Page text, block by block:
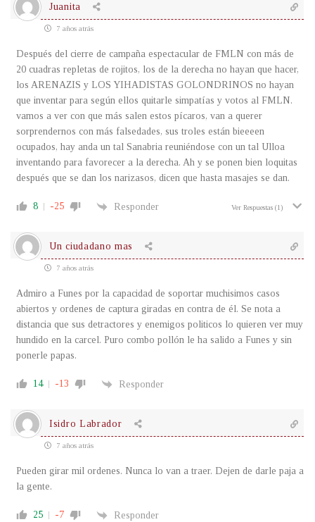
Juanita
7 años atrás
Después del cierre de campaña espectacular de FMLN con más de
20 cuadras repletas de rojitos, los de la derecha no hayan que hacer,
los ARENAZIS y LOS YIHADISTAS GOLONDRINOS no hayan
que inventar para según ellos quitarle simpatías y votos al FMLN.
vamos a ver con que más salen estos pícaros, van a querer
sorprendernos con más falsedades, sus troles están bieeeen
ocupados, hay anda un tal Sanabria reuniéndose con un tal Ulloa
inventando para favorecer a la derecha. Ah y se ponen bien loquitas
después que se dan los narizasos, dicen que hasta masajes se dan.
8 -25 Responder Ver Respuestas (1)
Un ciudadano mas
7 años atrás
Admiro a Funes por la capacidad de soportar muchisimos casos
abiertos y ordenes de captura giradas en contra de él. Se nota a
distancia que sus detractores y enemigos politicos lo quieren ver muy
hundido en la carcel. Puro combo pollón le ha salido a Funes y sin
ponerle papas.
14 -13 Responder
Isidro Labrador
7 años atrás
Pueden girar mil ordenes. Nunca lo van a traer. Dejen de darle paja a
la gente.
25 -7 Responder